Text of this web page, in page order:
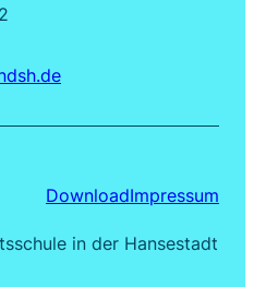
DownloadImpressum
in der Hansestadt